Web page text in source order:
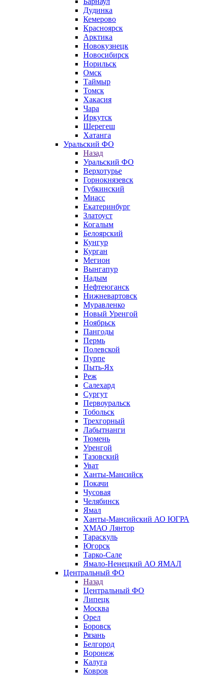
Дудинка
Кемерово
Красноярск
Арктика
Новокузнецк
Новосибирск
Норильск
Омск
Таймыр
Томск
Хакасия
Чара
Иркутск
Шерегеш
Хатанга
Уральский ФО
Назад
Уральский ФО
Верхотурье
Горнокнязевск
Губкинский
Миасс
Екатеринбург
Златоуст
Когалым
Белоярский
Кунгур
Курган
Мегион
Вынгапур
Надым
Нефтеюганск
Нижневартовск
Муравленко
Новый Уренгой
Ноябрьск
Пангоды
Пермь
Полевской
Пурпе
Пыть-Ях
Реж
Салехард
Сургут
Первоуральск
Тобольск
Трехгорный
Лабытнанги
Тюмень
Уренгой
Тазовский
Уват
Ханты-Мансийск
Покачи
Чусовая
Челябинск
Ямал
Ханты-Мансийский АО ЮГРА
ХМАО Лянтор
Тараскуль
Югорск
Тарко-Сале
Ямало-Ненецкий АО ЯМАЛ
Центральный ФО
Назад
Центральный ФО
Липецк
Москва
Орел
Боровск
Рязань
Белгород
Воронеж
Калуга
Ковров